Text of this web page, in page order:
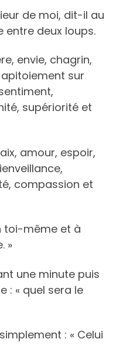
de moi, dit-il au
entre deux loups.
envie, chagrin,
sur
supériorité et
amour, espoir,
compassion et
toi-même et à
»
une minute puis
: « quel sera le
: « Celui